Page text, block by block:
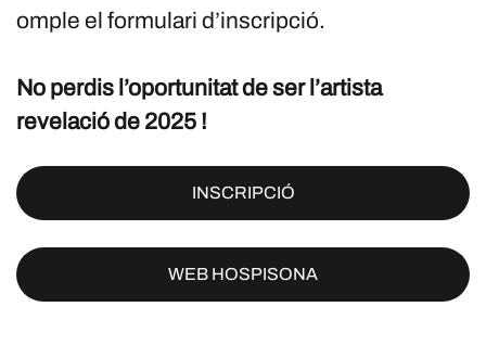
omple el formulari d’inscripció.
No perdis l’oportunitat de ser l’artista
revelació de 2025 !
INSCRIPCIÓ
WEB HOSPISONA